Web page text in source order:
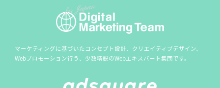
マーケティングに基づいたコンセプト設計、クリエイティブデザイン、
Webプロモーション行う、 少数精鋭のWebエキスパート集団です。